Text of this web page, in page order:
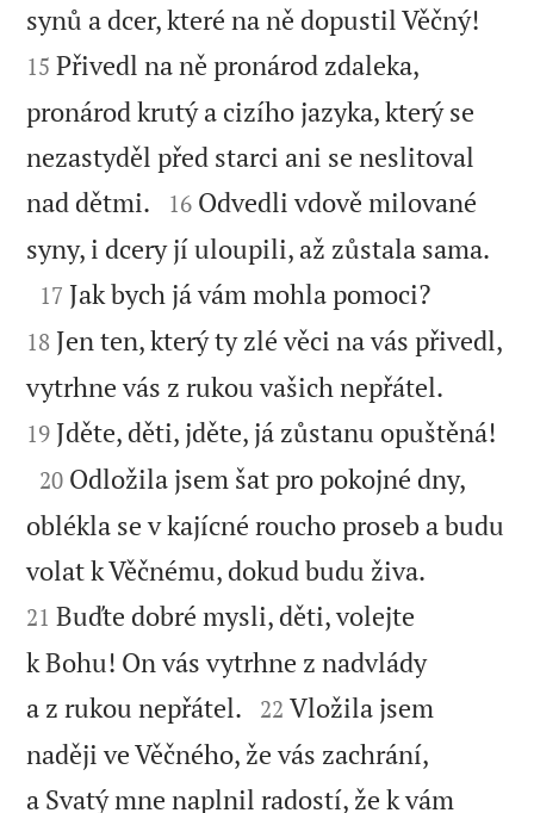
synů a dcer, které na ně dopustil Věčný!
15 Přivedl na ně pronárod zdaleka,
pronárod krutý a cizího jazyka, který se
nezastyděl před starci ani se neslitoval
nad dětmi.


16 Odvedli vdově milované
syny, i dcery jí uloupili, až zůstala sama.

17 Jak bych já vám mohla pomoci?
18 Jen ten, který ty zlé věci na vás přivedl,
vytrhne vás z rukou vašich nepřátel.
19 Jděte, děti, jděte, já zůstanu opuštěná!

20 Odložila jsem šat pro pokojné dny,
oblékla se v kajícné roucho proseb a budu
volat k Věčnému, dokud budu živa.
21 Buďte dobré mysli, děti, volejte
k Bohu! On vás vytrhne z nadvlády
a z rukou nepřátel. 

22 Vložila jsem
naději ve Věčného, že vás zachrání,
a Svatý mne naplnil radostí, že k vám